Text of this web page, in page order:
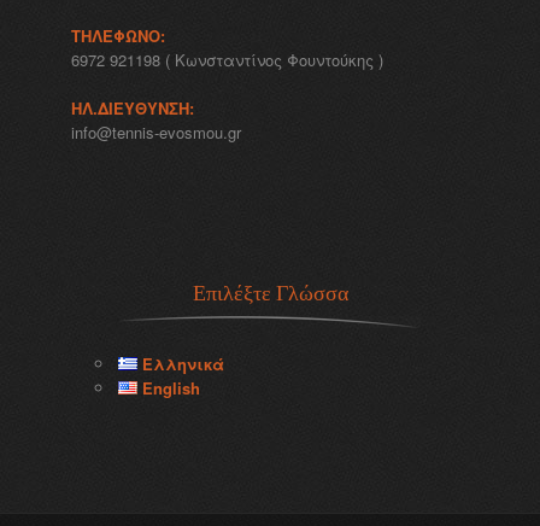
ΤΗΛΈΦΩΝΟ:
6972 921198 ( Κωνσταντίνος Φουντούκης )
ΗΛ.ΔΙΕΎΘΥΝΣΗ:
info@tennis-evosmou.gr
Επιλέξτε Γλώσσα
Ελληνικά
English